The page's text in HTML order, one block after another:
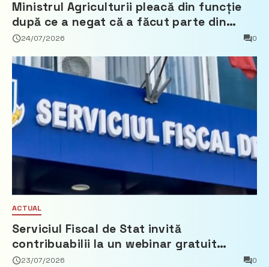
Ministrul Agriculturii pleacă din funcție
după ce a negat că a făcut parte din
Partidul Democrat
24/07/2026 0
ACTUAL
Serviciul Fiscal de Stat invită
contribuabilii la un webinar gratuit
privind calculul impozitului pe bunurile
23/07/2026 0